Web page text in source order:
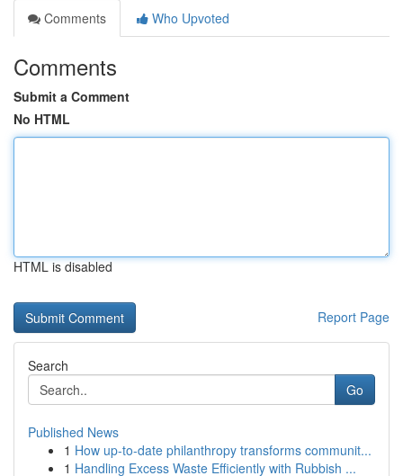
Comments
Who Upvoted
Comments
Submit a Comment
No HTML
HTML is disabled
Report Page
Search
Go
Published News
1 How up-to-date philanthropy transforms communit...
1 Handling Excess Waste Efficiently with Rubbish ...